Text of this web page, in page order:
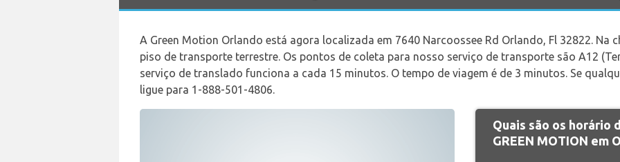
A Green Motion Orlando está agora localizada em 7640 Narcoossee Rd Orlando, Fl 32822. Na
piso de transporte terrestre. Os pontos de coleta para nosso serviço de transporte são A12
serviço de translado funciona a cada 15 minutos. O tempo de viagem é de 3 minutos. Se
ligue para 1-888-501-4806.
Quais são os horário
GREEN MOTION em